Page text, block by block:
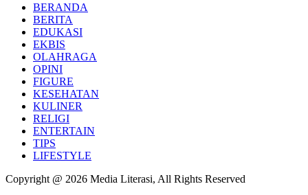
BERANDA
BERITA
EDUKASI
EKBIS
OLAHRAGA
OPINI
FIGURE
KESEHATAN
KULINER
RELIGI
ENTERTAIN
TIPS
LIFESTYLE
Copyright @ 2026 Media Literasi, All Rights Reserved